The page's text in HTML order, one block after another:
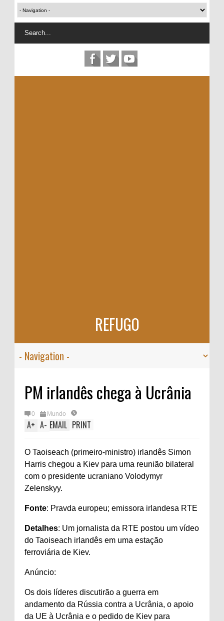
REFUGO
PM irlandês chega à Ucrânia
0 Mundo
A+ A- EMAIL PRINT
O Taoiseach (primeiro-ministro) irlandês Simon
Harris chegou a Kiev para uma reunião bilateral
com o presidente ucraniano Volodymyr
Zelenskyy.
Fonte: Pravda europeu; emissora irlandesa RTE
Detalhes: Um jornalista da RTE postou um vídeo
do Taoiseach irlandês em uma estação
ferroviária de Kiev.
Anúncio:
Os dois líderes discutirão a guerra em
andamento da Rússia contra a Ucrânia, o apoio
da UE à Ucrânia e o pedido de Kiev para